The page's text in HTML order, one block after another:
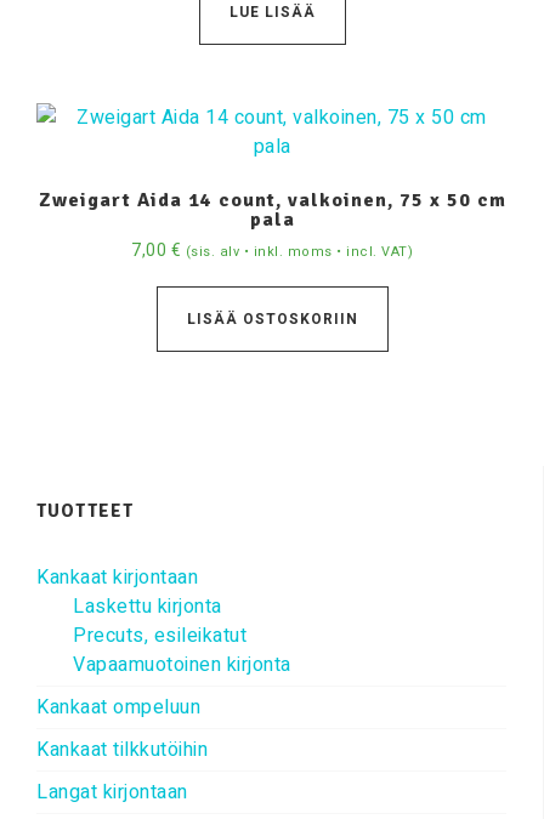
LUE LISÄÄ
Zweigart Aida 14 count, valkoinen, 75 x 50 cm
pala
7,00 € (sis. alv • inkl. moms • incl. VAT)
LISÄÄ OSTOSKORIIN
TUOTTEET
Kankaat kirjontaan
Laskettu kirjonta
Precuts, esileikatut
Vapaamuotoinen kirjonta
Kankaat ompeluun
Kankaat tilkkutöihin
Langat kirjontaan